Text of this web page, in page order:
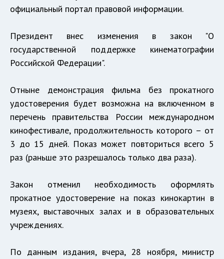
официальный портал правовой информации.
Президент внес изменения в закон "О
государственной поддержке кинематографии
Российской Федерации".
Отныне демонстрация фильма без прокатного
удостоверения будет возможна на включенном в
перечень правительства России международном
кинофестивале, продолжительность которого – от
3 до 15 дней. Показ может повториться всего 5
раз (раньше это разрешалось только два раза).
Закон отменил необходимость оформлять
прокатное удостоверение на показ кинокартин в
музеях, выставочных залах и в образовательных
учреждениях.
По данным издания, вчера, 28 ноября, министр